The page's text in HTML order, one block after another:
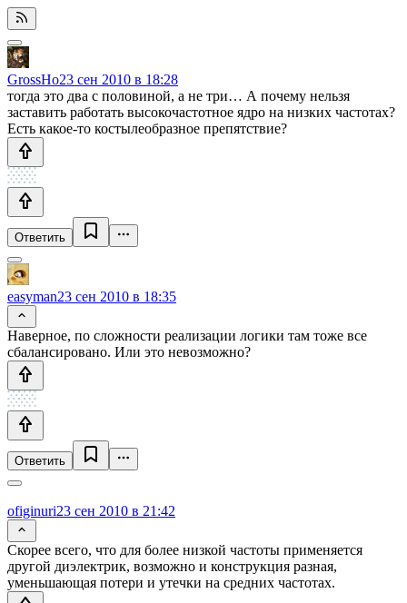
GrossHo23 сен 2010 в 18:28
тогда это два с половиной, а не три… А почему нельзя
заставить работать высокочастотное ядро на низких частотах?
Есть какое-то костылеобразное препятствие?
Ответить
easyman23 сен 2010 в 18:35
Наверное, по сложности реализации логики там тоже все
сбалансировано. Или это невозможно?
Ответить
ofiginuri23 сен 2010 в 21:42
Скорее всего, что для более низкой частоты применяется
другой диэлектрик, возможно и конструкция разная,
уменьшающая потери и утечки на средних частотах.